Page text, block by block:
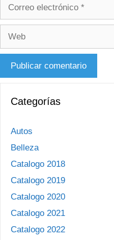
Categorías
Autos
Belleza
Catalogo 2018
Catalogo 2019
Catalogo 2020
Catalogo 2021
Catalogo 2022